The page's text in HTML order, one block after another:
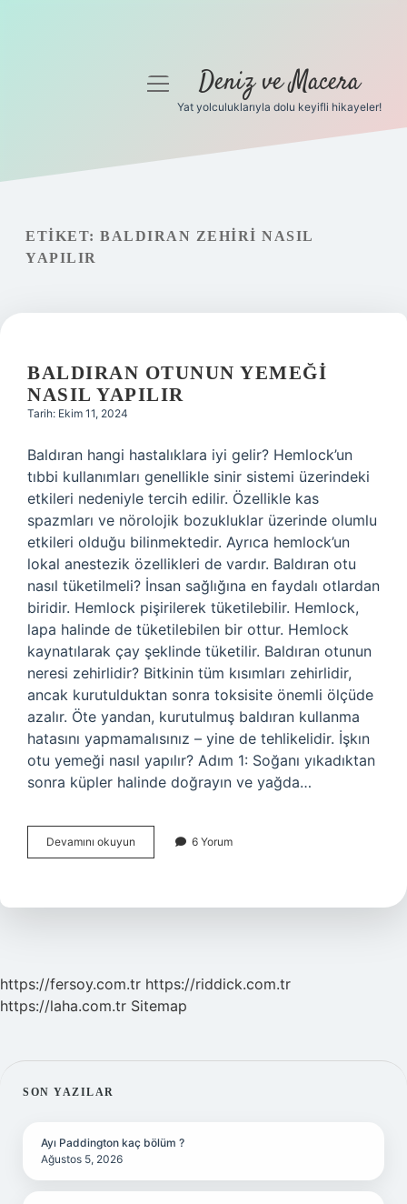
Gizlilik Politikası
Hakkımızda
menüyüDeniz ve Macera
Yat yolculuklarıyla dolu keyifli hikayeler!
ETIKET: BALDIRAN ZEHIRI NASIL
YAPILIR
BALDIRAN OTUNUN YEMEĞI
NASIL YAPILIR
Tarih: Ekim 11, 2024
Baldıran hangi hastalıklara iyi gelir? Hemlock’un
tıbbi kullanımları genellikle sinir sistemi üzerindeki
etkileri nedeniyle tercih edilir. Özellikle kas
spazmları ve nörolojik bozukluklar üzerinde olumlu
etkileri olduğu bilinmektedir. Ayrıca hemlock’un
lokal anestezik özellikleri de vardır. Baldıran otu
nasıl tüketilmeli? İnsan sağlığına en faydalı otlardan
biridir. Hemlock pişirilerek tüketilebilir. Hemlock,
lapa halinde de tüketilebilen bir ottur. Hemlock
kaynatılarak çay şeklinde tüketilir. Baldıran otunun
neresi zehirlidir? Bitkinin tüm kısımları zehirlidir,
ancak kurutulduktan sonra toksisite önemli ölçüde
azalır. Öte yandan, kurutulmuş baldıran kullanma
hatasını yapmamalısınız – yine de tehlikelidir. İşkın
otu yemeği nasıl yapılır? Adım 1: Soğanı yıkadıktan
sonra küpler halinde doğrayın ve yağda…
Devamını okuyun Baldıran
Otunun
Yapılır
6 Yorum
https://fersoy.com.tr https://riddick.com.tr
https://laha.com.tr Sitemap
SIDEBAR
SON YAZILAR
Ayı Paddington kaç bölüm ?
Ağustos 5, 2026